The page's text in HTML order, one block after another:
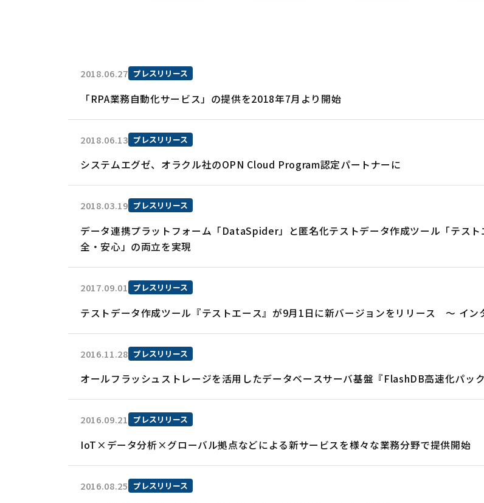
2018.06.27 プレスリリース
「RPA業務自動化サービス」の提供を2018年7月より開始
2018.06.13 プレスリリース
システムエグゼ、オラクル社のOPN Cloud Program認定パートナーに
2018.03.19 プレスリリース
データ連携プラットフォーム「DataSpider」と匿名化テストデータ作成ツール「テス
全・安心」の両立を実現
2017.09.01 プレスリリース
テストデータ作成ツール『テストエース』が9月1日に新バージョンをリリース ～ イン
2016.11.28 プレスリリース
オールフラッシュストレージを活用したデータベースサーバ基盤『FlashDB高速化パッ
2016.09.21 プレスリリース
IoT×データ分析×グローバル拠点などによる新サービスを様々な業務分野で提供開始
2016.08.25 プレスリリース